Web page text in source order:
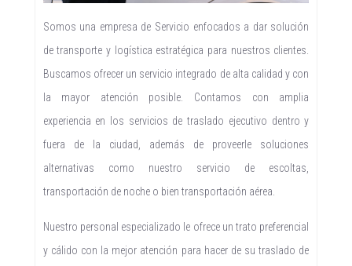
Somos una empresa de Servicio enfocados a dar solución
de transporte y logística estratégica para nuestros clientes.
Buscamos ofrecer un servicio integrado de alta calidad y con
la mayor atención posible. Contamos con amplia
experiencia en los servicios de traslado ejecutivo dentro y
fuera de la ciudad, además de proveerle soluciones
alternativas como nuestro servicio de escoltas,
transportación de noche o bien transportación aérea.
Nuestro personal especializado le ofrece un trato preferencial
y cálido con la mejor atención para hacer de su traslado de